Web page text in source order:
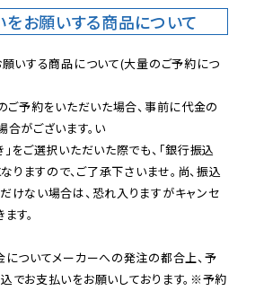
お願いする商品について
いする商品について(大量のご予約につ
予約をいただいた場合、事前に代金の
がございます。い
をご選択いただいた際でも、「銀行振込
りますので、ご了承下さいませ。尚、振込
けない場合は、恐れ入りますがキャンセ
す。
ついてメーカーへの発注の都合上、予
でお支払いをお願いしております。※予約